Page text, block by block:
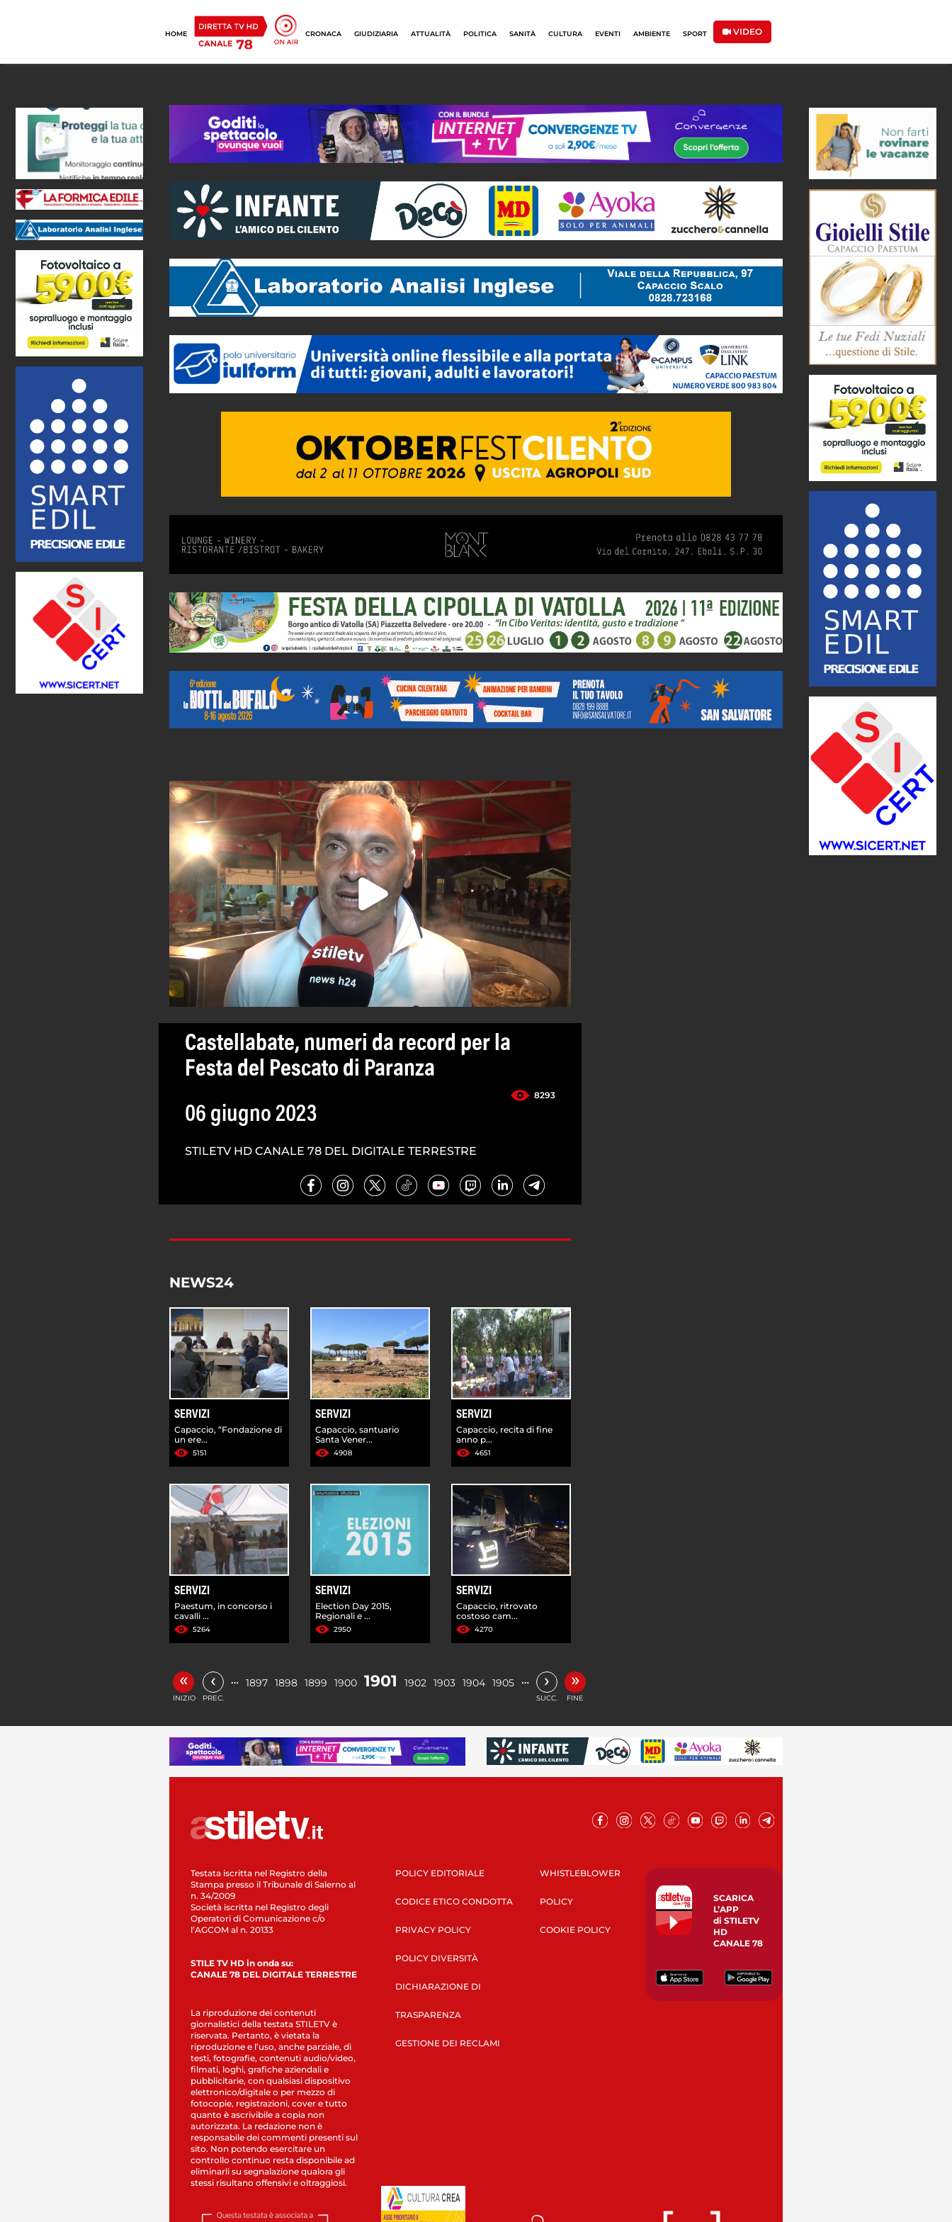
HOME CRONACA GIUDIZIARIA ATTUALITÀ POLITICA SANITÀ CULTURA EVENTI AMBIENTE SPORT VIDEO
Castellabate, numeri da record per la
Festa del Pescato di Paranza
8293
06 giugno 2023
STILETV HD CANALE 78 DEL DIGITALE TERRESTRE
NEWS24
SERVIZI
Capaccio, “Fondazione di
un ere...
5151
SERVIZI
Capaccio, santuario
Santa Vener...
4908
SERVIZI
Capaccio, recita di fine
anno p...
4651
SERVIZI
Paestum, in concorso i
cavalli ...
5264
SERVIZI
Election Day 2015,
Regionali e ...
2950
SERVIZI
Capaccio, ritrovato
costoso cam...
4270
«
INIZIO
‹
PREC.
… 1897 1898 1899 1900 1901 1902 1903 1904 1905 … ›
SUCC.
»
FINE
Testata iscritta nel Registro della
Stampa presso il Tribunale di Salerno al
n. 34/2009
Società iscritta nel Registro degli
Operatori di Comunicazione c/o
l’AGCOM al n. 20133
STILE TV HD in onda su:
CANALE 78 DEL DIGITALE TERRESTRE
La riproduzione dei contenuti
giornalistici della testata STILETV è
riservata. Pertanto, è vietata la
riproduzione e l’uso, anche parziale, di
testi, fotografie, contenuti audio/video,
filmati, loghi, grafiche aziendali e
pubblicitarie, con qualsiasi dispositivo
elettronico/digitale o per mezzo di
fotocopie, registrazioni, cover e tutto
quanto è ascrivibile a copia non
autorizzata. La redazione non è
responsabile dei commenti presenti sul
sito. Non potendo esercitare un
controllo continuo resta disponibile ad
eliminarli su segnalazione qualora gli
stessi risultano offensivi e oltraggiosi.
POLICY EDITORIALE
CODICE ETICO CONDOTTA
PRIVACY POLICY
POLICY DIVERSITÀ
DICHIARAZIONE DI
TRASPARENZA
GESTIONE DEI RECLAMI
WHISTLEBLOWER
POLICY
COOKIE POLICY
SCARICA
L’APP
di STILETV
HD
CANALE 78